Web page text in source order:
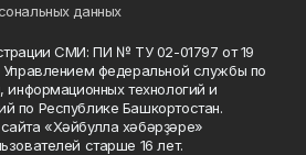
данных
СМИ: ПИ № ТУ 02-01797 от 19
федеральной службы по
информационных технологий и
по Республике Башкортостан.
«Хәйбулла хәбәрҙәре»
старше 16 лет.